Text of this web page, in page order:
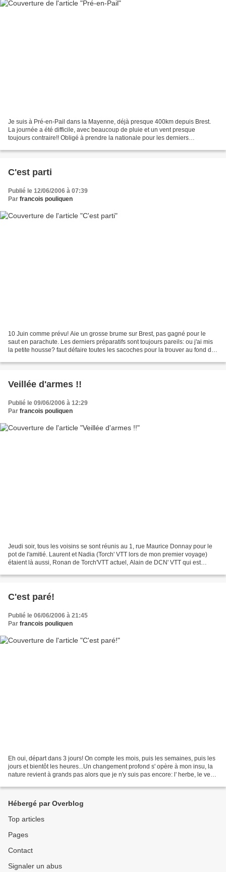
Je suis à Pré-en-Pail dans la Mayenne, déjà presque 400km depuis Brest.
La journée a été difficile, avec beaucoup de pluie et un vent presque
toujours contraire!! Obligé à prendre la nationale pour les derniers
C'est parti
Publié le 12/06/2006 à 07:39
Par francois pouliquen
10 Juin comme prévu! Aie un grosse brume sur Brest, pas gagné pour le
saut en parachute. Les derniers préparatifs sont toujours pareils: ou j'ai mis
la petite housse? faut défaire toutes les sacoches pour la trouver au fond de
Veillée d'armes !!
Publié le 09/06/2006 à 12:29
Par francois pouliquen
Jeudi soir, tous les voisins se sont réunis au 1, rue Maurice Donnay pour le
pot de l'amitié. Laurent et Nadia (Torch' VTT lors de mon premier voyage)
étaient là aussi, Ronan de Torch'VTT actuel, Alain de DCN' VTT qui est
C'est paré!
Publié le 06/06/2006 à 21:45
Par francois pouliquen
Eh oui, départ dans 3 jours! On compte les mois, puis les semaines, puis les
jours et bientôt les heures...Un changement profond s' opère à mon insu, la
nature revient à grands pas alors que je n'y suis pas encore: l' herbe, le vent,
Hébergé par Overblog
Top articles
Pages
Contact
Signaler un abus